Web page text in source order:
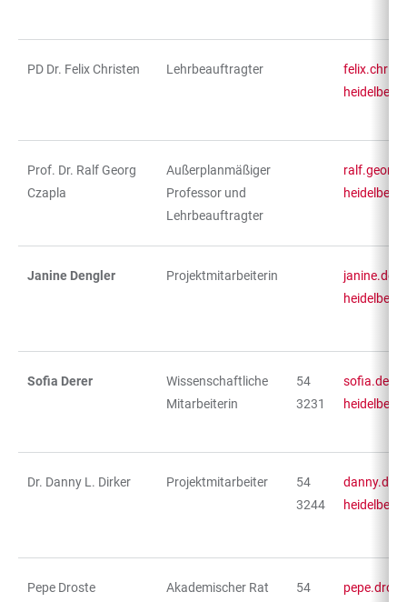
PD Dr. Felix Christen Lehrbeauftragter
Prof. Dr. Ralf Georg
Czapla
Außerplanmäßiger
Professor und
Lehrbeauftragter
Janine Dengler Projektmitarbeiterin
Sofia Derer
Wissenschaftliche
Mitarbeiterin
54
3231
Dr. Danny L. Dirker Projektmitarbeiter
54
3244
Pepe Droste
Akademischer Rat
54